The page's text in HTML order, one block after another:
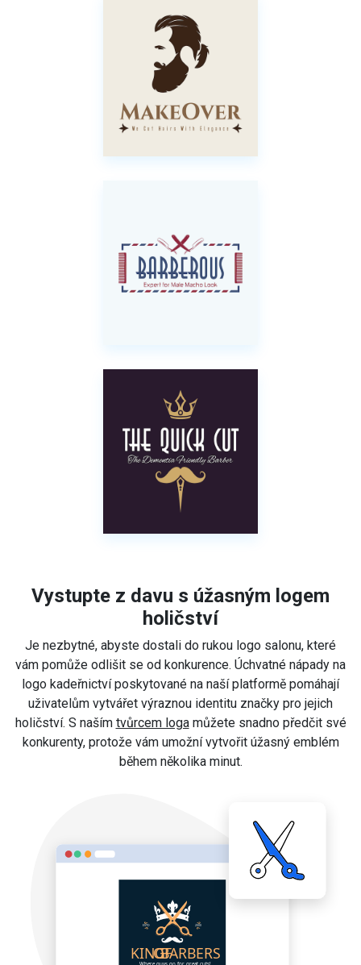
Vystupte z davu s úžasným logem
holičství
Je nezbytné, abyste dostali do rukou logo salonu, které
vám pomůže odlišit se od konkurence. Úchvatné nápady na
logo kadeřnictví poskytované na naší platformě pomáhají
uživatelům vytvářet výraznou identitu značky pro jejich
holičství. S naším tvůrcem logamůžete snadno předčit své
konkurenty, protože vám umožní vytvořit úžasný emblém
během několika minut.